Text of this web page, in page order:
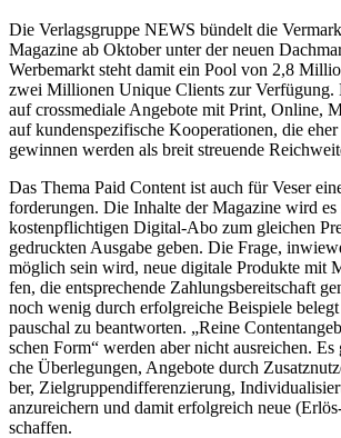
Die Verlags­gruppe NEWS bündelt die
Maga­zine ab Okto­ber unter der neuen
Werbe­markt steht damit ein Pool von 2,8
zwei Millio­nen Unique Clients zur Verfü­gung.
auf cross­me­diale Ange­bote mit Print, Online,
auf kunden­spe­zi­fi­sche Koope­ra­tio­nen, die
gewin­nen werden als breit streu­ende
Das Thema Paid Content ist auch für Veser
for­de­run­gen. Die Inhalte der Maga­zine wird
kosten­pflich­ti­gen Digi­­tal-Abo zum glei­chen
gedruck­ten Ausgabe geben. Die Frage,
möglich sein wird, neue digi­tale Produkte mit
fen, die entspre­chende Zahlungs­be­reit­schaft
noch wenig durch erfolg­rei­che Beispiele
pauschal zu beant­wor­ten. „Reine
schen Form“ werden aber nicht ausrei­chen.
che Über­le­gun­gen, Ange­bote durch
ber, Ziel­grup­pen­dif­fe­ren­zie­rung,
anzu­rei­chern und damit erfolg­reich neue
schaffen.